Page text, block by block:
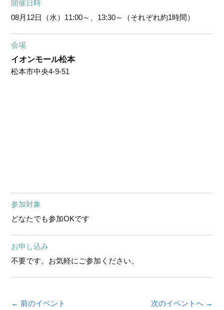
開催日時
08月12日（水） 11:00～、13:30～（それぞれ約1時間）
会場
イオンモール松本
松本市中央4-9-51
参加対象
どなたでも参加OKです
お申し込み
不要です。お気軽にご参加ください。
← 前のイベント 次のイベントへ →